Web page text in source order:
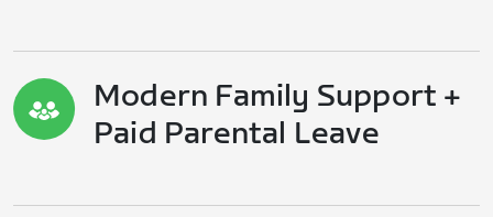
Modern Family Support +
Paid Parental Leave